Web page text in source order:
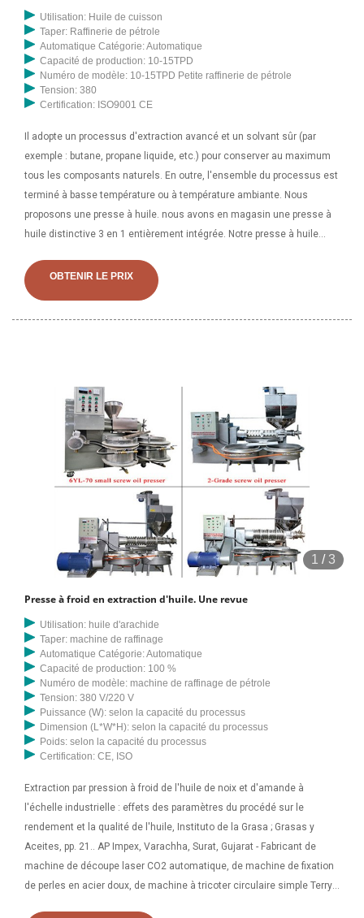
Utilisation: Huile de cuisson
Taper: Raffinerie de pétrole
Automatique Catégorie: Automatique
Capacité de production: 10-15TPD
Numéro de modèle: 10-15TPD Petite raffinerie de pétrole
Tension: 380
Certification: ISO9001 CE
Il adopte un processus d'extraction avancé et un solvant sûr (par
exemple : butane, propane liquide, etc.) pour conserver au maximum
tous les composants naturels. En outre, l'ensemble du processus est
terminé à basse température ou à température ambiante. Nous
proposons une presse à huile. nous avons en magasin une presse à
huile distinctive 3 en 1 entièrement intégrée. Notre presse à huile
d'extraction d'huile en une seule unité de traitement.
OBTENIR LE PRIX
1 /3
Presse à froid en extraction d'huile. Une revue
Utilisation: huile d'arachide
Taper: machine de raffinage
Automatique Catégorie: Automatique
Capacité de production: 100 %
Numéro de modèle: machine de raffinage de pétrole
Tension: 380 V/220 V
Puissance (W): selon la capacité du processus
Dimension (L*W*H): selon la capacité du processus
Poids: selon la capacité du processus
Certification: CE, ISO
Extraction par pression à froid de l'huile de noix et d'amande à
l'échelle industrielle : effets des paramètres du procédé sur le
rendement et la qualité de l'huile, Instituto de la Grasa ; Grasas y
Aceites, pp. 21.. AP Impex, Varachha, Surat, Gujarat - Fabricant de
machine de découpe laser CO2 automatique, de machine de fixation
de perles en acier doux, de machine à tricoter circulaire simple Terry